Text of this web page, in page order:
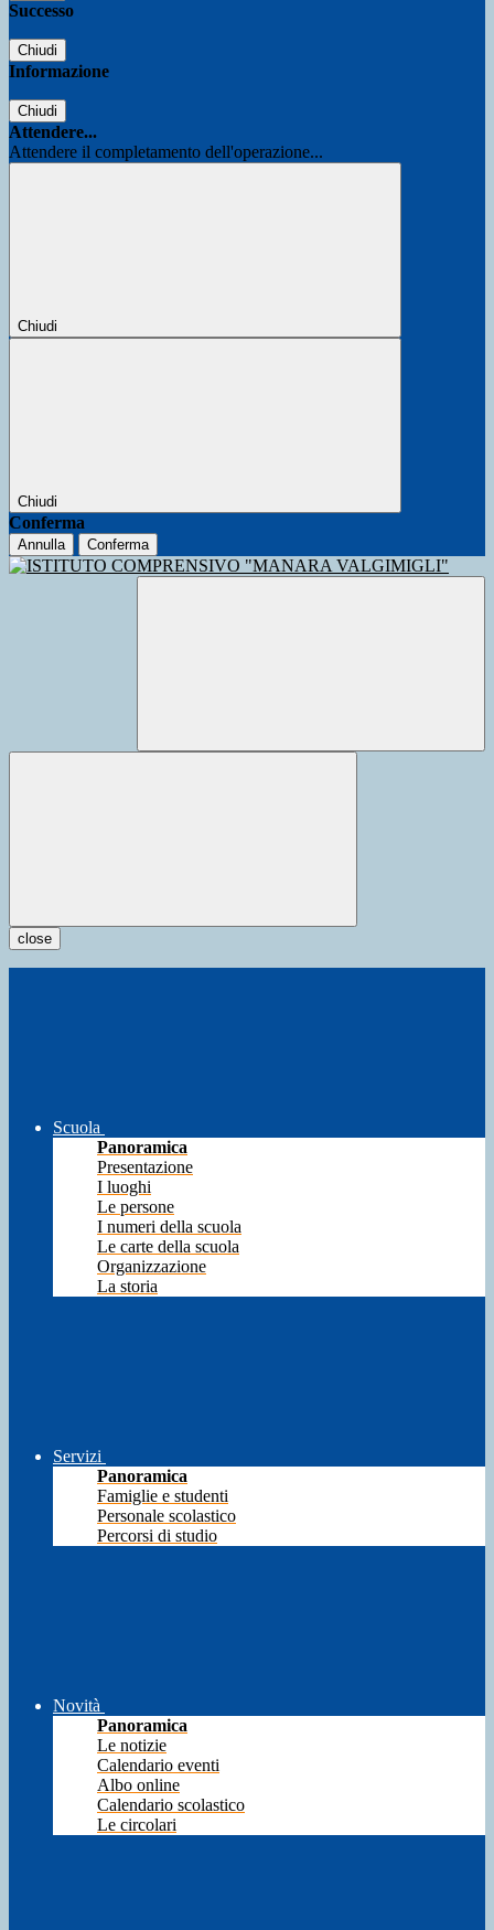
Successo
Chiudi
Informazione
Chiudi
Attendere...
Attendere il completamento dell'operazione...
Chiudi
Chiudi
Conferma
Annulla Conferma
close
Scuola
Panoramica
Presentazione
I luoghi
Le persone
I numeri della scuola
Le carte della scuola
Organizzazione
La storia
Servizi
Panoramica
Famiglie e studenti
Personale scolastico
Percorsi di studio
Novità
Panoramica
Le notizie
Calendario eventi
Albo online
Calendario scolastico
Le circolari